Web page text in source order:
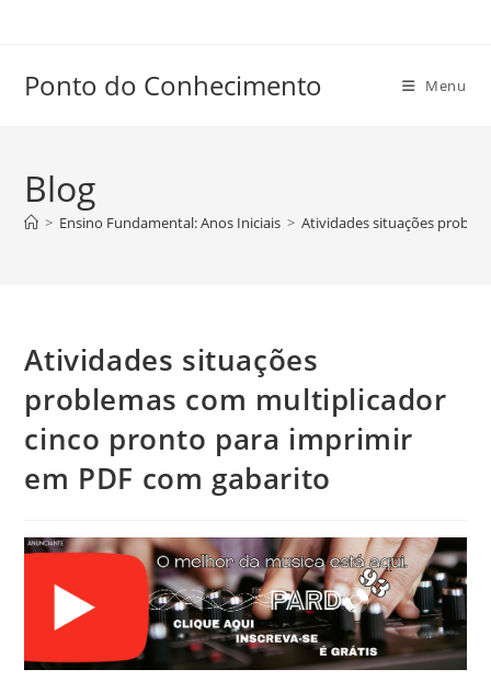
conteúdo
Ponto do Conhecimento Menu
Blog
> Ensino Fundamental: Anos Iniciais > Atividades situações
Atividades situações
problemas com multiplicador
cinco pronto para imprimir
em PDF com gabarito